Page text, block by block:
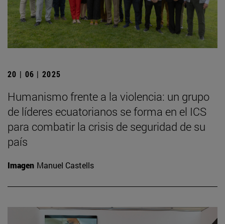
20 | 06 | 2025
Humanismo frente a la violencia: un grupo
de líderes ecuatorianos se forma en el ICS
para combatir la crisis de seguridad de su
país
Imagen Manuel Castells